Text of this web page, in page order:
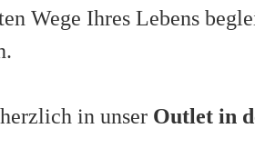
Wege Ihres Lebens
in unser Outlet in